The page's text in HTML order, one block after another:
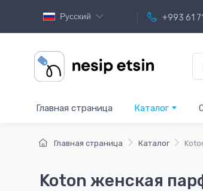
Русский +993 61
Главная страница Каталог
Главная страница Каталог
Koton женская